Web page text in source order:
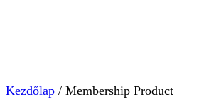
Kezdőlap / Membership Product